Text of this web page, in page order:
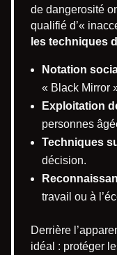
de dangerosité
qualifié d’«
les techniques
Notation
« Black Mirror
Exploitation
personnes
Techniques
décision.
travail ou à
Derrière
idéal : protéger